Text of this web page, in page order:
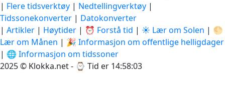
| Flere tidsverktøy | Nedtellingverktøy |
Tidssonekonverter | Datokonverter
| Artikler | Høytider | ⏰ Forstå tid | ☀️ Lær om Solen | 🌕
Lær om Månen | 🎉 Informasjon om offentlige helligdager
| 🌐 Informasjon om tidssoner
2025 © Klokka.net - ⌚ Tid er 14:58:04